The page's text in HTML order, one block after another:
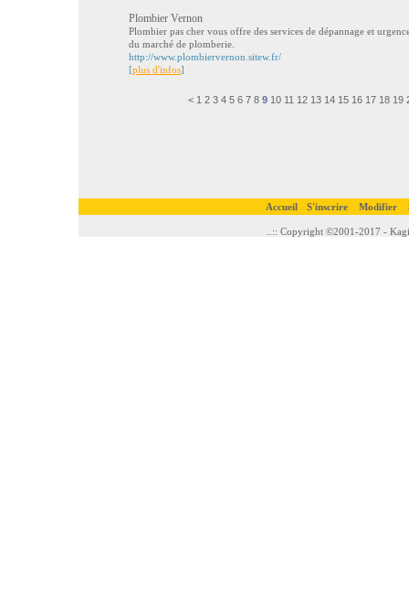
Plombier Vernon
Plombier pas cher vous offre des services de dépannage et
du marché de plomberie.
http://www.plombiervernon.sitew.fr/
[plus d'infos]
< 1 2 3 4 5 6 7 8 9 10 11 12 13 14 15 16 17 18 19
Accueil S'inscrire Modifier
..:: Copyright ©2001-2017 -